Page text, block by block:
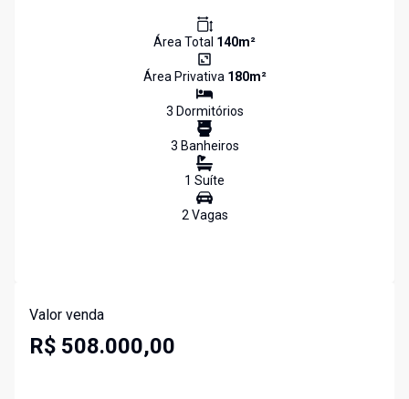
Área Total 140m²
Área Privativa 180m²
3 Dormitórios
3 Banheiros
1 Suíte
2Vagas
Valor venda
R$ 508.000,00